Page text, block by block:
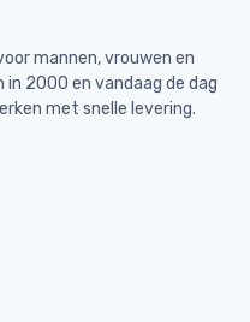
mannen, vrouwen en
in 2000 en vandaag de dag
met snelle levering.